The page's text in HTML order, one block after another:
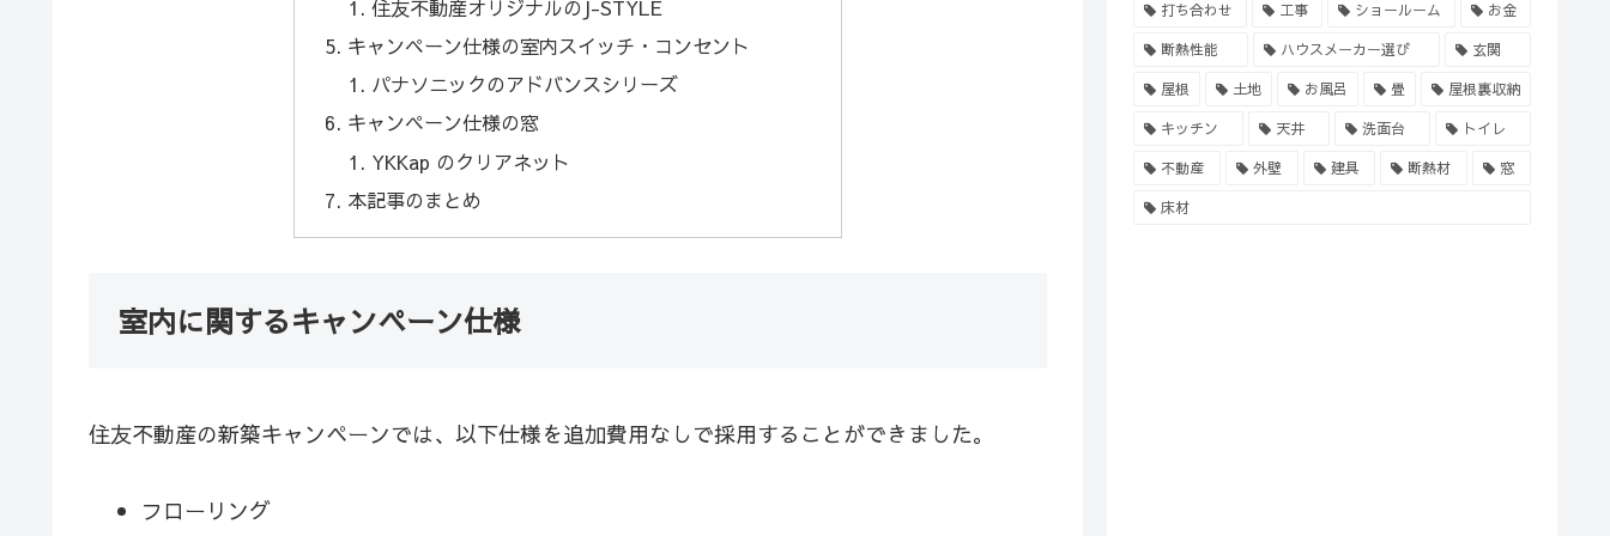
住友不動産オリジナルのJ-STYLE
キャンペーン仕様の室内スイッチ・コンセント
パナソニックのアドバンスシリーズ
キャンペーン仕様の窓
YKKap のクリアネット
本記事のまとめ
室内に関するキャンペーン仕様
住友不動産の新築キャンペーンでは、以下仕様を追加費用なしで採用することができました。
フローリング
打ち合わせ 工事 ショールーム お金
断熱性能 ハウスメーカー選び 玄関
屋根 土地 お風呂 畳 屋根裏収納
キッチン 天井 洗面台 トイレ
不動産 外壁 建具 断熱材 窓
床材